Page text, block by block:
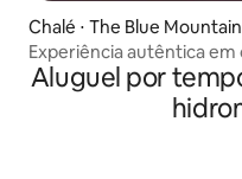
Chalé ⋅ The Blue
Experiência autêntica em
hidromassagem • Sauna
Aluguel por